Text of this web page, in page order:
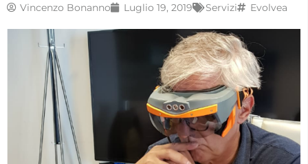
Vincenzo Bonanno Luglio 19, 2019 Servizi Evolvea